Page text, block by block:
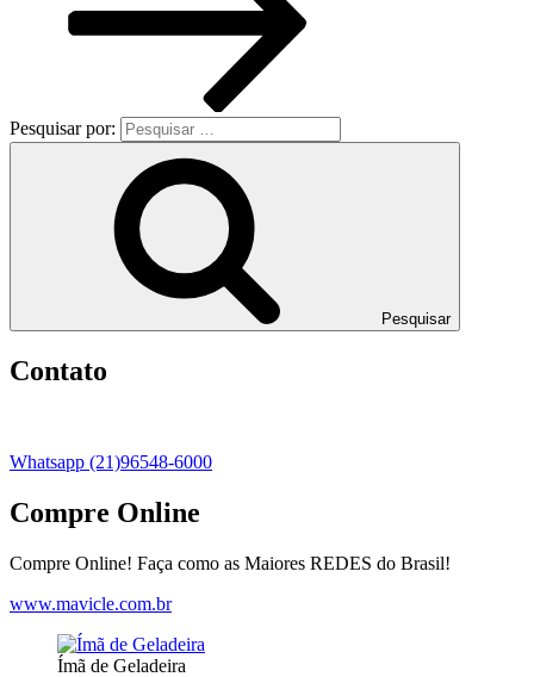
Pesquisar por:
Pesquisar
Contato
Whatsapp (21)96548-6000
Compre Online
Compre Online! Faça como as Maiores REDES do Brasil!
www.mavicle.com.br
Ímã de Geladeira